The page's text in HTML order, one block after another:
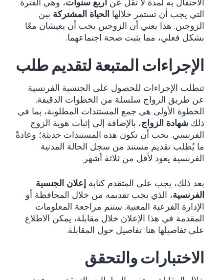
الاحتفال به لمدة لا تقل عن أربع سنوات، وهي الفترة
التي يجب أن تستمر خلالها الحياة المشتركة بين
الزوجين. هذا يعني أن الزوجين يجب أن يعيشان معًا
بشكل فعلي، مما يثبت صحة اجتماعهما.
الإجراءات المتبعة لتقديم طلب
تتطلب الإجراءات للحصول على الجنسية الفرنسية
عن طريق الزواج سلسلة من الخطوات الدقيقة.
الخطوة الأولى هي جمع المستندات المطلوبة، بما في
ذلك شهادة الزواج، بالإضافة إلى إثبات هوية الزوج
الفرنسي. يجب أن تكون هذه المستندات حديثة؛ وعادةً
ما يُطلب تقديم مستند من سجل الحالة المدنية
الفرنسية يعود لأقل من ثلاثة أشهر.
بعد ذلك، يجب على المتقدم كتابة إعلان الجنسية
الفرنسية، الذي يجب تقديمه من خلال المحافظة أو
الإدارة الفرعية المعنية. ستتم مراجعة المعلومات
المقدمة في هذا الإعلان خلال مقابلة، يمكن الاطلاع
على تفاصيلها هنا: تفاصيل حول المقابلة.
الاختبارات والتحقق